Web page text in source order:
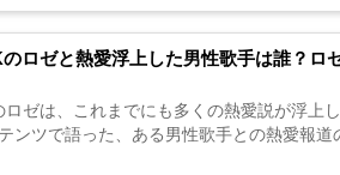
ロゼと熱愛浮上した男性歌手は誰？ロ
ロゼは、これまでにも多くの熱愛説が浮上
ンツで語った、ある男性歌手との熱愛報道